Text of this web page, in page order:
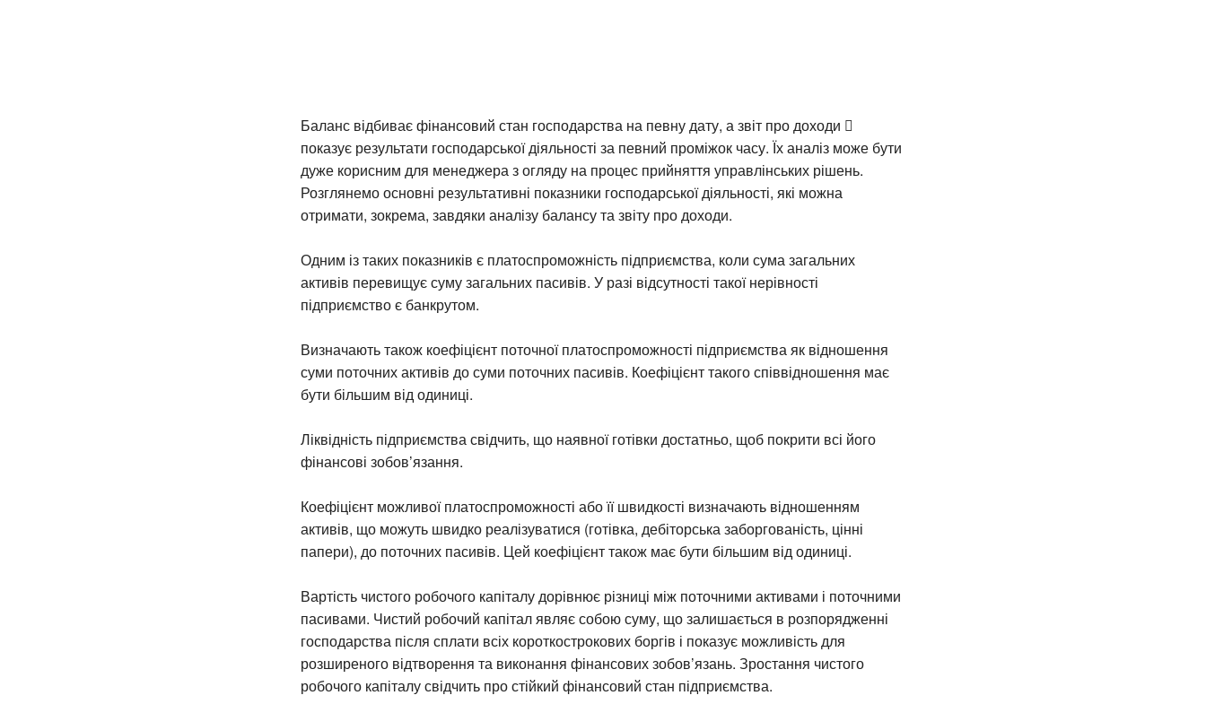
Баланс відбиває фінансовий стан господарства на певну дату, а звіт про доходи 
показує результати господарської діяльності за певний проміжок часу. Їх аналіз може бути
дуже корисним для менеджера з огляду на процес прийняття управлінських рішень.
Розглянемо основні результативні показники господарської діяльності, які можна
отримати, зокрема, завдяки аналізу балансу та звіту про доходи.
Одним із таких показників є платоспроможність підприємства, коли сума загальних
активів перевищує суму загальних пасивів. У разі відсутності такої нерівності
підприємство є банкрутом.
Визначають також коефіцієнт поточної платоспроможності підприємства як відношення
суми поточних активів до суми поточних пасивів. Коефіцієнт такого співвідношення має
бути більшим від одиниці.
Ліквідність підприємства свідчить, що наявної готівки достатньо, щоб покрити всі його
фінансові зобов’язання.
Коефіцієнт можливої платоспроможності або її швидкості визначають відношенням
активів, що можуть швидко реалізуватися (готівка, дебіторська заборгованість, цінні
папери), до поточних пасивів. Цей коефіцієнт також має бути більшим від одиниці.
Вартість чистого робочого капіталу дорівнює різниці між поточними активами і поточними
пасивами. Чистий робочий капітал являє собою суму, що залишається в розпорядженні
господарства після сплати всіх короткострокових боргів і показує можливість для
розширеного відтворення та виконання фінансових зобов’язань. Зростання чистого
робочого капіталу свідчить про стійкий фінансовий стан підприємства.